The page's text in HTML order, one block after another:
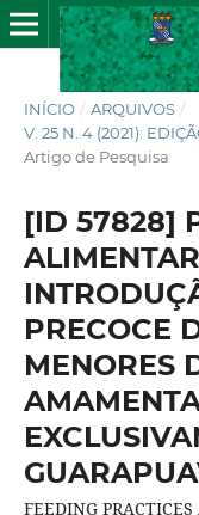
INÍCIO / ARQUIVOS /
V. 25 N. 4 (2021):
Artigo de Pesquisa
[ID 57828]
PRECOCE
MENORES
FEEDING